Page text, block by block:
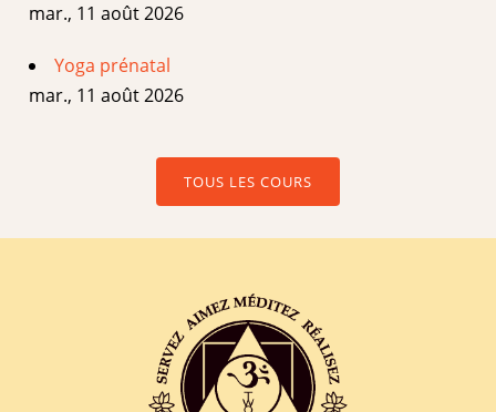
mar., 11 août 2026
Yoga prénatal
mar., 11 août 2026
TOUS LES COURS